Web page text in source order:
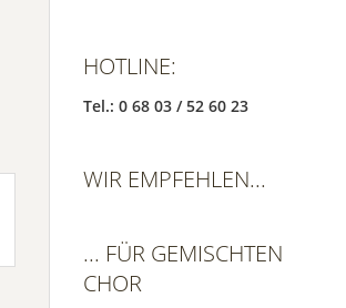
HOTLINE:
Tel.: 0 68 03 / 52 60 23
WIR EMPFEHLEN...
... FÜR GEMISCHTEN
CHOR